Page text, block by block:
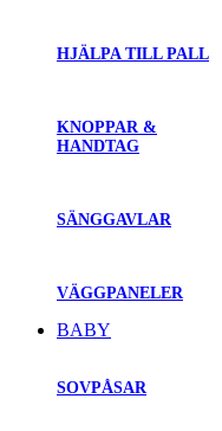
HJÄLPA TILL PALL
KNOPPAR &
HANDTAG
SÄNGGAVLAR
VÄGGPANELER
BABY
SOVPÅSAR